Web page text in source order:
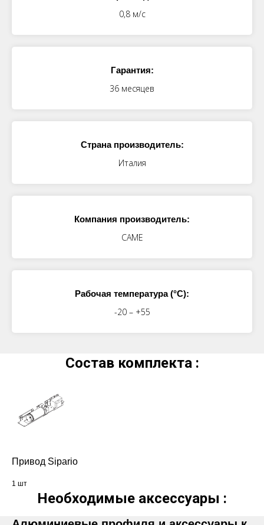
0,8 м/с
Гарантия:
36 месяцев
Страна производитель:
Италия
Компания производитель:
CAME
Рабочая температура (°C):
-20 – +55
Состав комплекта :
Привод Sipario
1 шт
Необходимые аксессуары :